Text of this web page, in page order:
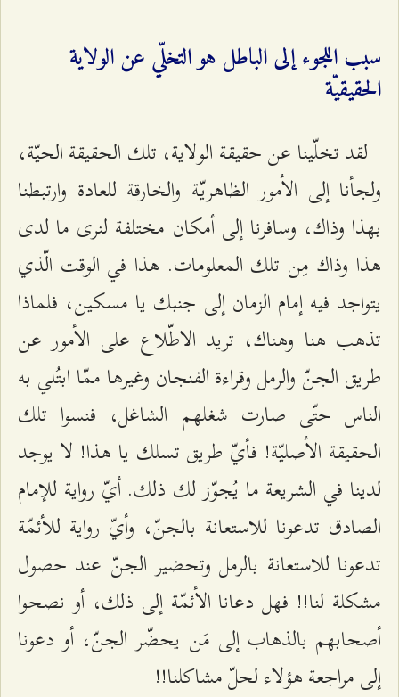
سبب اللجوء إلى الباطل هو التخلّي عن الولاية
الحقيقيّة
لقد تخلّينا عن حقيقة الولاية، تلك الحقيقة الحيّة،
ولجأنا إلى الأمور الظاهريّة والخارقة للعادة وارتبطنا
بهذا وذاك، وسافرنا إلى أمكان مختلفة لنرى ما لدى
هذا وذاك مِن تلك المعلومات. هذا في الوقت الّذي
يتواجد فيه إمام الزمان إلى جنبك يا مسكين، فلماذا
تذهب هنا وهناك، تريد الاطّلاع على الأمور عن
طريق الجنّ والرمل وقراءة الفنجان وغيرها ممّا ابتُلي به
الناس حتّى صارت شغلهم الشاغل، فنسوا تلك
الحقيقة الأصليّة! فأيّ طريق تسلك يا هذا! لا يوجد
لدينا في الشريعة ما يُجوّز لك ذلك. أيّ رواية للإمام
الصادق تدعونا للاستعانة بالجنّ، وأيّ رواية للأئمّة
تدعونا للاستعانة بالرمل وتحضير الجنّ عند حصول
مشكلة لنا!! فهل دعانا الأئمّة إلى ذلك، أو نصحوا
أصحابهم بالذهاب إلى مَن يحضّر الجنّ، أو دعونا
إلى مراجعة هؤلاء لحلّ مشاكلنا!!